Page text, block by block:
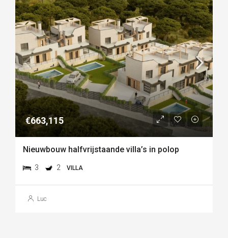
€663,115
Nieuwbouw halfvrijstaande villa’s in polop
3 2 VILLA
Luc